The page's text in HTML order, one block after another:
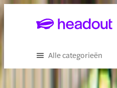
Alle categorieën